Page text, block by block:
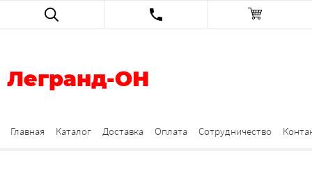
Легранд-ОН
Главная Каталог Доставка Оплата Сотрудничество